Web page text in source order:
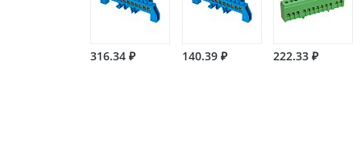
316.34 ₽ 140.39 ₽ 222.33 ₽